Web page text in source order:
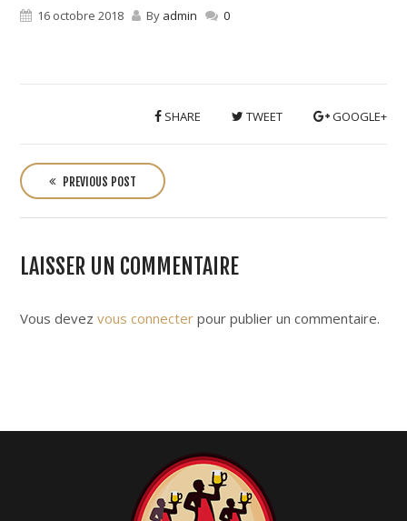
16 octobre 2018 By admin 0
SHARE TWEET GOOGLE+
o
s
t
n
a
i
o
PREVIOUS POST
LAISSER UN COMMENTAIRE
Vous devez vous connecterpour publier un commentaire.